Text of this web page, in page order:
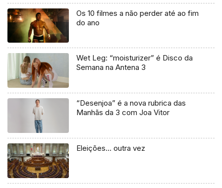
Os 10 filmes a não perder até ao fim
do ano
Wet Leg: “moisturizer” é Disco da
Semana na Antena 3
“Desenjoa” é a nova rubrica das
Manhãs da 3 com Joa Vitor
Eleições… outra vez